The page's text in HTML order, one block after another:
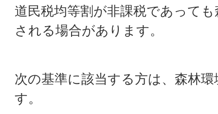
道民税均等割が非課税であって
される場合があります。
次の基準に該当する方は、森林
す。